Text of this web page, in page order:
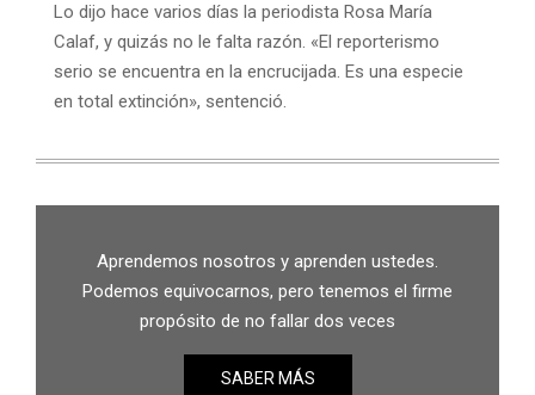
Lo dijo hace varios días la periodista Rosa María
Calaf, y quizás no le falta razón. «El reporterismo
serio se encuentra en la encrucijada. Es una especie
en total extinción», sentenció.
Aprendemos nosotros y aprenden ustedes.
Podemos equivocarnos, pero tenemos el firme
propósito de no fallar dos veces
SABER MÁS